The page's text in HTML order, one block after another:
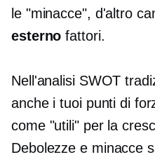
le "minacce", d'altro
esterno fattori.
Nell'analisi SWOT
anche i tuoi punti di
come "utili" per la
Debolezze e minacce